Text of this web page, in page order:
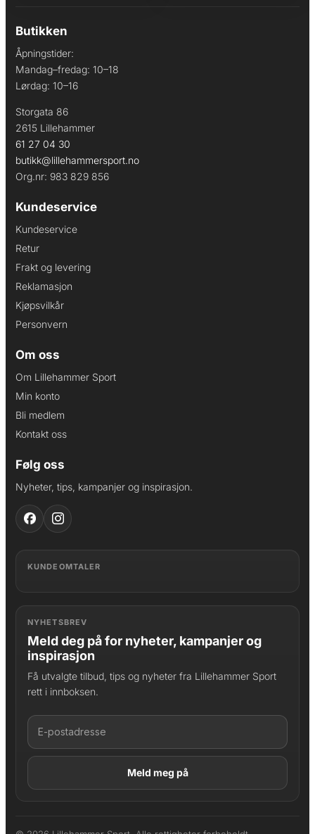
Butikken
Åpningstider:
Mandag–fredag: 10–18
Lørdag: 10–16
Storgata 86
2615 Lillehammer
61 27 04 30
butikk@lillehammersport.no
Org.nr: 983 829 856
Kundeservice
Kundeservice
Retur
Frakt og levering
Reklamasjon
Kjøpsvilkår
Personvern
Om oss
Om Lillehammer Sport
Min konto
Bli medlem
Kontakt oss
Følg oss
Nyheter, tips, kampanjer og inspirasjon.
KUNDEOMTALER
NYHETSBREV
Meld deg på for nyheter, kampanjer og
inspirasjon
Få utvalgte tilbud, tips og nyheter fra Lillehammer Sport
rett i innboksen.
LAGT I HANDLEKURV
Produktet er lagt til